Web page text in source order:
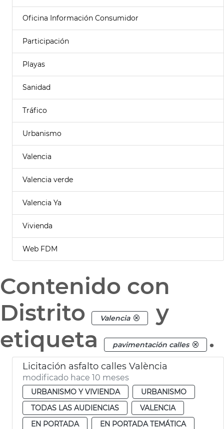
Oficina Información Consumidor
Participación
Playas
Sanidad
Tráfico
Urbanismo
Valencia
Valencia verde
Valencia Ya
Vivienda
Web FDM
Contenido con
Distrito
Valencia
y
etiqueta
pavimentación calles .
Licitación asfalto calles València
modificado hace 10 meses
URBANISMO Y VIVIENDA
URBANISMO
TODAS LAS AUDIENCIAS
VALENCIA
EN PORTADA
EN PORTADA TEMÁTICA